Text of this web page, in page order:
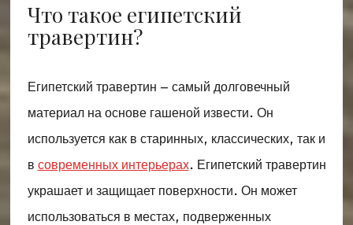
Что такое египетский
травертин?
Египетский травертин – самый долговечный
материал на основе гашеной извести. Он
используется как в старинных, классических, так и
в современных интерьерах. Египетский травертин
украшает и защищает поверхности. Он может
использоваться в местах, подверженных